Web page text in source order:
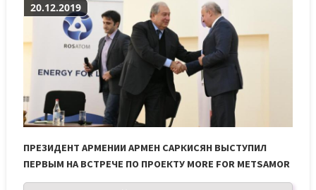
20.12.2019
ПРЕЗИДЕНТ АРМЕНИИ АРМЕН САРКИСЯН ВЫСТУПИЛ
ПЕРВЫМ НА ВСТРЕЧЕ ПО ПРОЕКТУ MORE FOR METSAMOR